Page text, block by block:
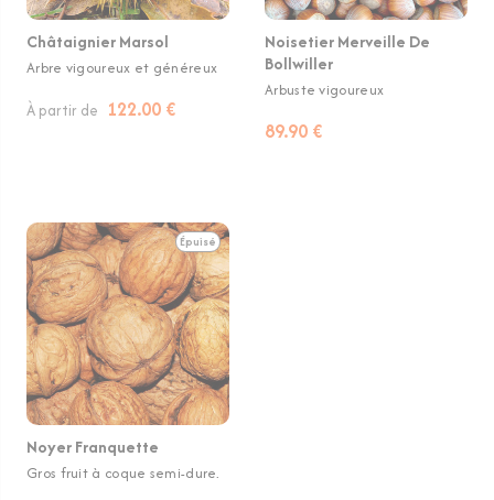
Châtaignier Marsol
Arbre vigoureux et généreux
À partir de 122.00 €
Noisetier Merveille De
Bollwiller
Arbuste vigoureux
89.90 €
Épuisé
Noyer Franquette
Gros fruit à coque semi-dure.